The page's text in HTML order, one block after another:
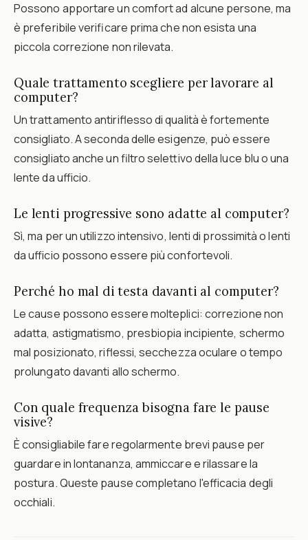
Possono apportare un comfort ad alcune persone, ma
è preferibile verificare prima che non esista una
piccola correzione non rilevata.
Quale trattamento scegliere per lavorare al
computer?
Un trattamento antiriflesso di qualità è fortemente
consigliato. A seconda delle esigenze, può essere
consigliato anche un filtro selettivo della luce blu o una
lente da ufficio.
Le lenti progressive sono adatte al computer?
Sì, ma per un utilizzo intensivo, lenti di prossimità o lenti
da ufficio possono essere più confortevoli.
Perché ho mal di testa davanti al computer?
Le cause possono essere molteplici: correzione non
adatta, astigmatismo, presbiopia incipiente, schermo
mal posizionato, riflessi, secchezza oculare o tempo
prolungato davanti allo schermo.
Con quale frequenza bisogna fare le pause
visive?
È consigliabile fare regolarmente brevi pause per
guardare in lontananza, ammiccare e rilassare la
postura. Queste pause completano l'efficacia degli
occhiali.